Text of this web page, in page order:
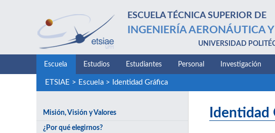
ESCUELA TÉCNICA SUPERIOR DE
INGENIERÍA AERONÁUTICA
UNIVERSIDAD
Escuela Estudios Estudiantes Personal Investigación
ETSIAE > Escuela> Identidad Gráfica
Misión, Visión y Valores
¿Por qué elegirnos?
Identidad